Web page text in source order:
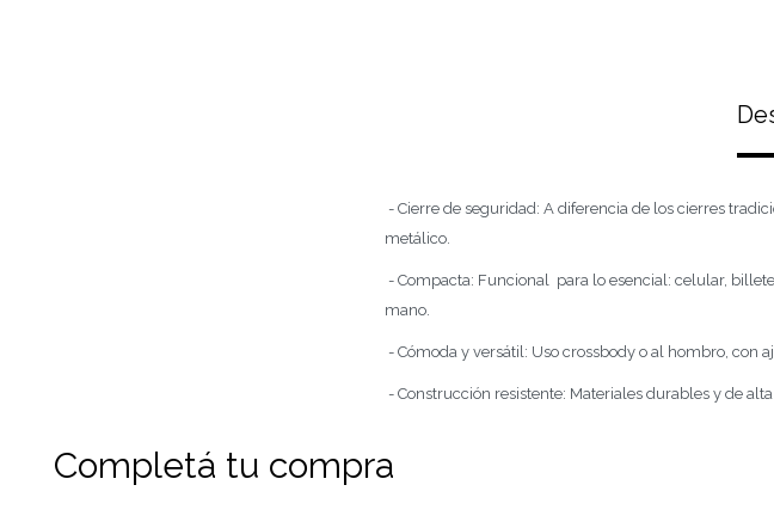
- Cierre de seguridad: A diferencia de los cierres
metálico.
- Compacta: Funcional para lo esencial: celular,
mano.
- Cómoda y versátil: Uso crossbody o al hombro, con
- Construcción resistente: Materiales durables y de
Completá tu compra